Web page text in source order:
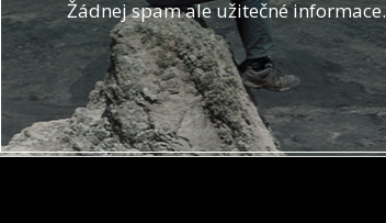
Žádnej spam ale užitečné informace.